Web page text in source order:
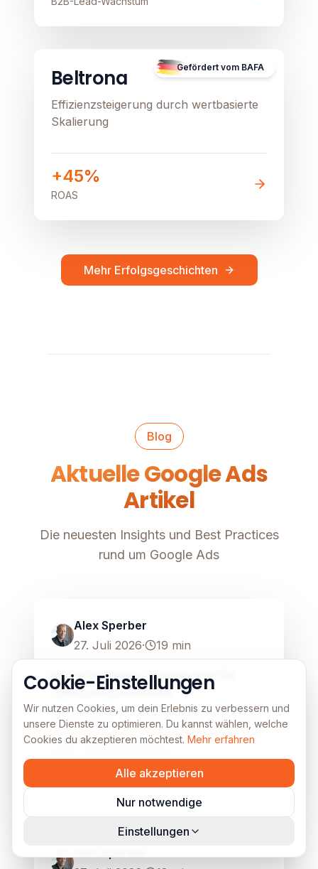
Gefördert vom BAFA
E-Commerce
Beltrona
Effizienzsteigerung durch wertbasierte
Skalierung
+45%
ROAS
Mehr Erfolgsgeschichten
Blog
Aktuelle Google Ads
Artikel
Die neuesten Insights und Best Practices
rund um Google Ads
Alex Sperber
27. Juli 2026· 19 min
Marktanalyse: Google Ads für
SaaS und Software
Google Ads für SaaS: Hohe Gebote bei
Nischen-Keywords zeigen wahren Wert
über reine Reichweite.
Image unavailable
Cookie-Einstellungen
Wir nutzen Cookies, um dein Erlebnis zu verbessern und
unsere Dienste zu optimieren. Du kannst wählen, welche
Cookies du akzeptieren möchtest. Mehr erfahren
Alle akzeptieren
Nur notwendige
Einstellungen